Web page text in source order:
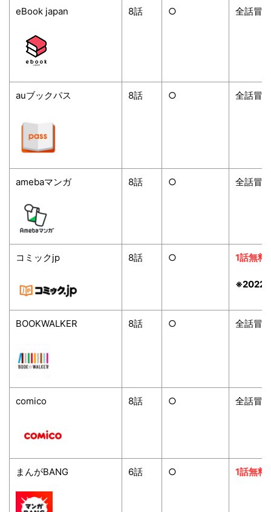
eBook japan 8話 ○ 全話冒
auブックパス 8話 ○ 全話冒
amebaマンガ 8話 ○ 全話冒
コミックjp 8話 ○ 1話無料
※2022/
BOOKWALKER 8話 ○ 全話冒
comico 8話 ○ 全話冒
まんがBANG 6話 ○ 1話無料